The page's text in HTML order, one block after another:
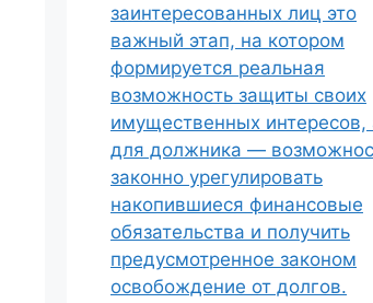
заинтересованных лиц это
важный этап, на котором
формируется реальная
возможность защиты своих
имущественных интересов,
для должника —
законно урегулировать
накопившиеся финансовые
обязательства и получить
предусмотренное законом
освобождение от долгов.